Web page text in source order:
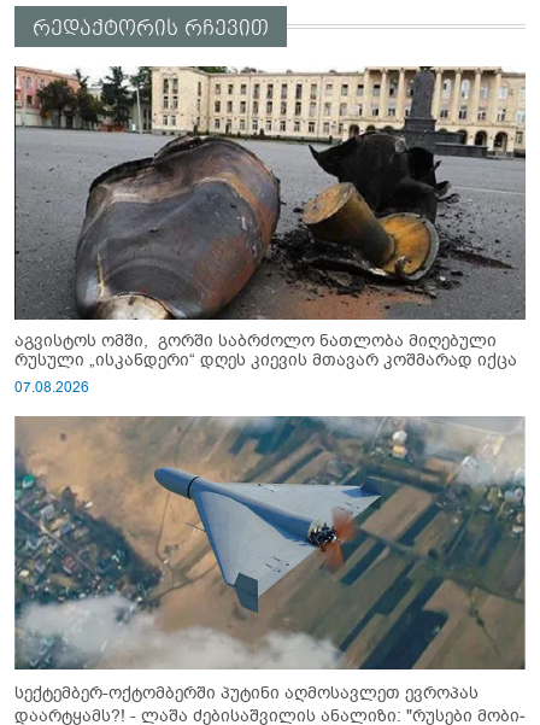
რედაქტორის რჩევით
აგვისტოს ომში, გორში საბრძოლო ნათლობა მიღებული
რუსული „ისკანდერი“ დღეს კიევის მთავარ კოშმარად იქცა
07.08.2026
სექტემბერ-ოქტომბერში პუტინი აღმოსავლეთ ევროპას
დაარტყამს?! - ლაშა ძებისაშვილის ანალიზი: "რუსები მობი­